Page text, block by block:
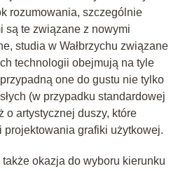
rozumowania, szczególnie
są te związane z nowymi
studia w Wałbrzychu związane
technologii obejmują na tyle
one do gustu nie tylko
(w przypadku standardowej
o artystycznej duszy, które
projektowania grafiki użytkowej.
także okazja do wyboru kierunku